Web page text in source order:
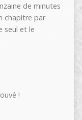
de minutes
chapitre par
seul et le
!